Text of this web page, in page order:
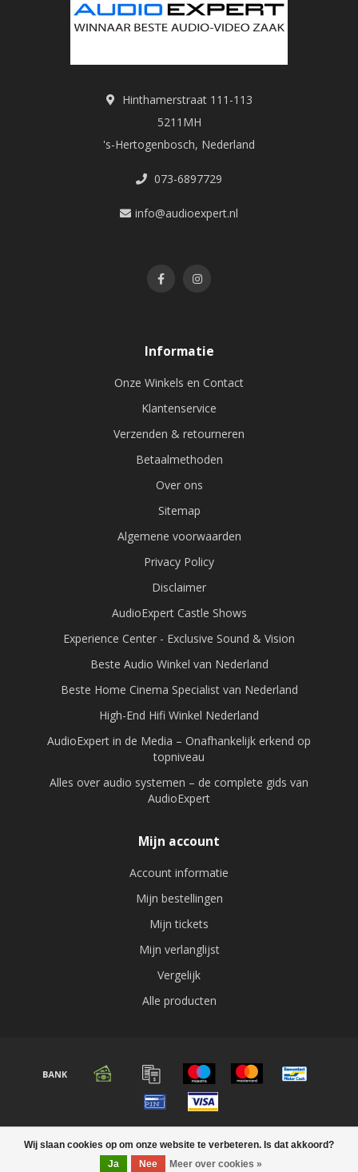
Wij slaan cookies op om onze website te verbeteren. Is dat akkoord?
Ja
Nee Meer over cookies »
Hinthamerstraat 111-113
5211MH
's-Hertogenbosch, Nederland
073-6897729
info@audioexpert.nl
Informatie
Onze Winkels en Contact
Klantenservice
Verzenden & retourneren
Betaalmethoden
Over ons
Sitemap
Algemene voorwaarden
Privacy Policy
Disclaimer
AudioExpert Castle Shows
Experience Center - Exclusive Sound & Vision
Beste Audio Winkel van Nederland
Beste Home Cinema Specialist van Nederland
High-End Hifi Winkel Nederland
AudioExpert in de Media – Onafhankelijk erkend op
topniveau
Alles over audio systemen – de complete gids van
AudioExpert
Mijn account
Account informatie
Mijn bestellingen
Mijn tickets
Mijn verlanglijst
Vergelijk
Alle producten
© Copyright 2026 Audio expert